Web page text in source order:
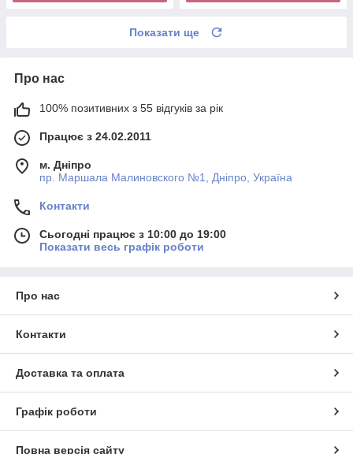
Показати ще
Про нас
100% позитивних з 55 відгуків за рік
Працює з 24.02.2011
м. Дніпро
пр. Маршала Малиновского №1, Дніпро, Україна
Контакти
Сьогодні працює з 10:00 до 19:00
Показати весь графік роботи
Про нас
Контакти
Доставка та оплата
Графік роботи
Повна версія сайту